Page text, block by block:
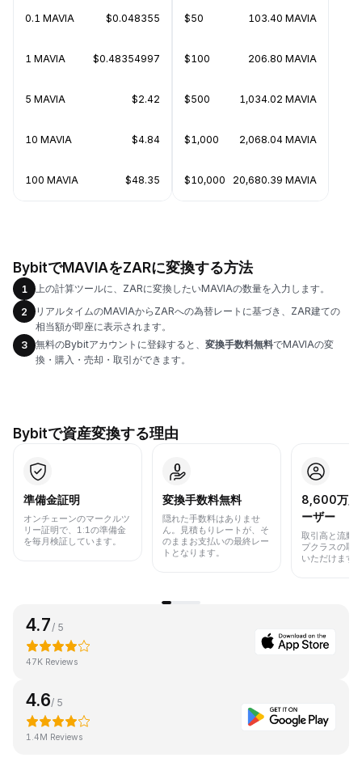
0.1 MAVIA $0.048355
1 MAVIA $0.48354997
5 MAVIA $2.42
10 MAVIA $4.84
100 MAVIA $48.35
$50 103.40 MAVIA
$100 206.80 MAVIA
$500 1,034.02 MAVIA
$1,000 2,068.04 MAVIA
$10,000 20,680.39 MAVIA
BybitでMAVIAをZARに変換する方法
1
上の計算ツールに、ZARに変換したいMAVIAの数量を入力します。
2
リアルタイムのMAVIAからZARへの為替レートに基づき、ZAR建ての
相当額が即座に表示されます。
3
無料のBybitアカウントに登録すると、 変換手数料無料でMAVIAの変
換・購入・売却・取引ができます。
Bybitで資産変換する理由
準備金証明
オンチェーンのマークルツ
リー証明で、1:1の準備金
を毎月検証しています。
変換手数料無料
隠れた手数料はありませ
ん。見積もりレートが、そ
のままお支払いの最終レー
トとなります。
8,600万人
ーザー
取引高と流動
プクラスの取
いただけます
4.7/ 5
47K Reviews
4.6/ 5
1.4M Reviews